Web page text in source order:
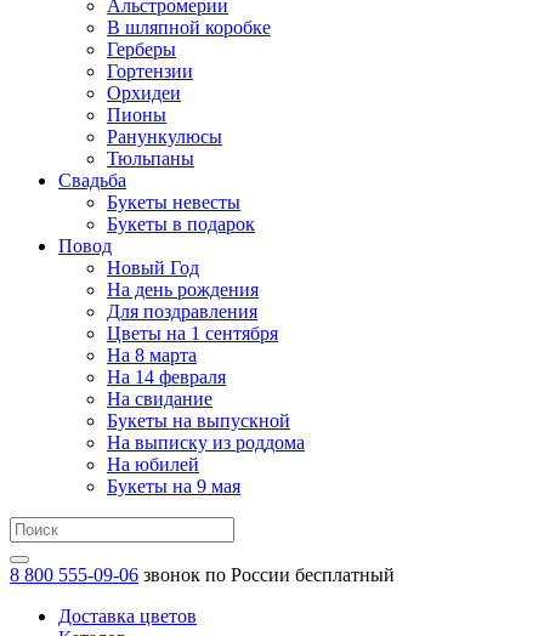
Альстромерии
В шляпной коробке
Герберы
Гортензии
Орхидеи
Пионы
Ранункулюсы
Тюльпаны
Свадьба
Букеты невесты
Букеты в подарок
Повод
Новый Год
На день рождения
Для поздравления
Цветы на 1 сентября
На 8 марта
На 14 февраля
На свидание
Букеты на выпускной
На выписку из роддома
На юбилей
Букеты на 9 мая
8 800 555-09-06 звонок по России бесплатный
Доставка цветов